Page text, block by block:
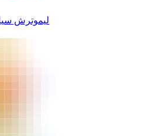
لیموترش سیاه